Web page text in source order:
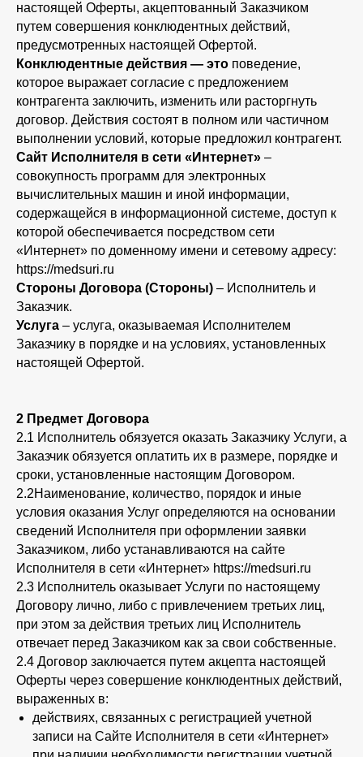
настоящей Оферты, акцептованный Заказчиком
путем совершения конклюдентных действий,
предусмотренных настоящей Офертой.
Конклюдентные действия — это поведение,
которое выражает согласие с предложением
контрагента заключить, изменить или расторгнуть
договор. Действия состоят в полном или частичном
выполнении условий, которые предложил контрагент.
Сайт Исполнителя в сети «Интернет» –
совокупность программ для электронных
вычислительных машин и иной информации,
содержащейся в информационной системе, доступ к
которой обеспечивается посредством сети
«Интернет» по доменному имени и сетевому адресу:
https://medsuri.ru
Стороны Договора (Стороны) – Исполнитель и
Заказчик.
Услуга – услуга, оказываемая Исполнителем
Заказчику в порядке и на условиях, установленных
настоящей Офертой.
2 Предмет Договора
2.1 Исполнитель обязуется оказать Заказчику Услуги, а
Заказчик обязуется оплатить их в размере, порядке и
сроки, установленные настоящим Договором.
2.2Наименование, количество, порядок и иные
условия оказания Услуг определяются на основании
сведений Исполнителя при оформлении заявки
Заказчиком, либо устанавливаются на сайте
Исполнителя в сети «Интернет» https://medsuri.ru
2.3 Исполнитель оказывает Услуги по настоящему
Договору лично, либо с привлечением третьих лиц,
при этом за действия третьих лиц Исполнитель
отвечает перед Заказчиком как за свои собственные.
2.4 Договор заключается путем акцепта настоящей
Оферты через совершение конклюдентных действий,
выраженных в:
действиях, связанных с регистрацией учетной
записи на Сайте Исполнителя в сети «Интернет»